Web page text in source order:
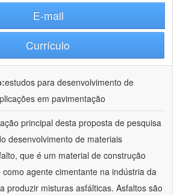
E-mail
Currículo
estudos para desenvolvimento de
em pavimentação
principal desta proposta de pesquisa
desenvolvimento de materiais
que é um material de construção
agente cimentante na indústria da
produzir misturas asfálticas. Asfaltos são